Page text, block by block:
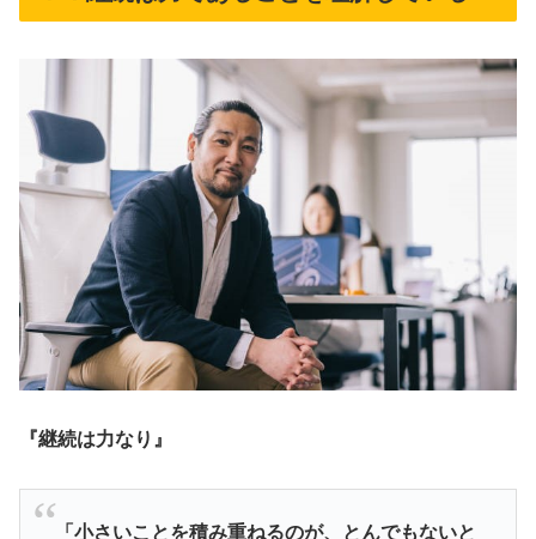
『継続は力なり』
「小さいことを積み重ねるのが、とんでもないと